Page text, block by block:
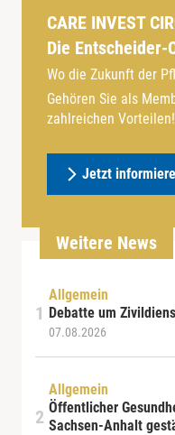
CARE INVEST
Die Entscheider-
Wo die Zukunft der
Gehören Sie als
zahlreichen Vorteilen!
Jetzt
Weitere News
Allgemein
Debatte um
07.08.2026
Allgemein
Öffentlicher
Sachsen-Anhalt